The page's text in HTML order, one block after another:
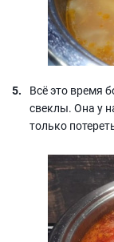
Всё это время
свеклы. Она у
только